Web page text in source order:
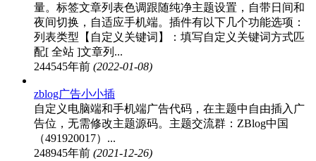
量。标签文章列表色调跟随纯净主题设置，自带日间和
夜间切换，自适应手机端。插件有以下几个功能选项：
列表类型【自定义关键词】：填写自定义关键词方式匹
配[ 全站 ]文章列...
244545年前 (2022-01-08)
zblog广告小小插
自定义电脑端和手机端广告代码，在主题中自由插入广
告位，无需修改主题源码。主题交流群：ZBlog中国
（491920017）...
248945年前 (2021-12-26)